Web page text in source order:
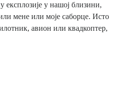
експлозије у нашој близини,
мене или моје саборце. Исто
авион или квадкоптер,